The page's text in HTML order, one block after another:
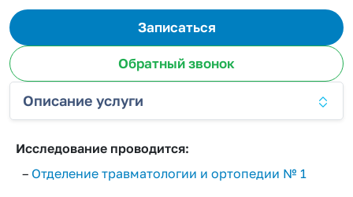
Записаться
Обратный звонок
Описание услуги
Исследование проводится:
– Отделение травматологии и ортопедии № 1